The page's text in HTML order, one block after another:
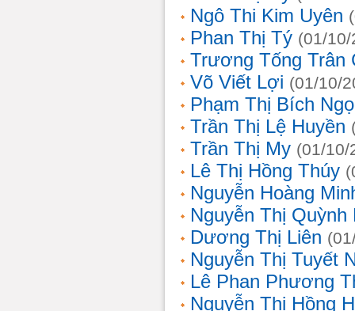
Ngô Thi Kim Uyên
Phan Thị Tý (01/
Trương Tống Trân
Võ Viết Lợi (01/10/
Phạm Thị Bích
Trần Thị Lệ Huyền
Trần Thị My (01/10/
Lê Thị Hồng Thúy
Nguyễn Hoàng
Nguyễn Thị Quỳnh
Dương Thị Liên
Nguyễn Thị Tuyết
Lê Phan Phương
Nguyễn Thị Hồng